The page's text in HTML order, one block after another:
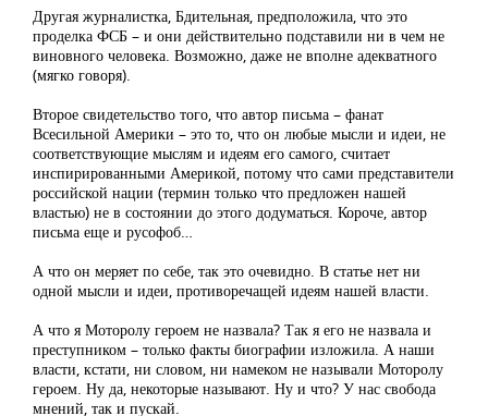
Другая журналистка, Бдительная, предположила, что это
проделка ФСБ – и они действительно подставили ни в чем не
виновного человека. Возможно, даже не вполне адекватного
(мягко говоря).
Второе свидетельство того, что автор письма – фанат
Всесильной Америки – это то, что он любые мысли и идеи, не
соответствующие мыслям и идеям его самого, считает
инспирированными Америкой, потому что сами представители
российской нации (термин только что предложен нашей
властью) не в состоянии до этого додуматься. Короче, автор
письма еще и русофоб…
А что он меряет по себе, так это очевидно. В статье нет ни
одной мысли и идеи, противоречащей идеям нашей власти.
А что я Моторолу героем не назвала? Так я его не назвала и
преступником – только факты биографии изложила. А наши
власти, кстати, ни словом, ни намеком не называли Моторолу
героем. Ну да, некоторые называют. Ну и что? У нас свобода
мнений, так и пускай.